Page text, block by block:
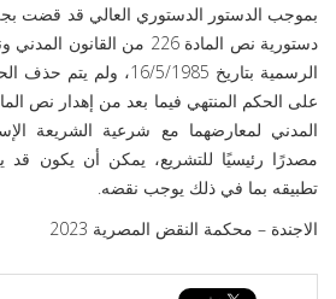
دستورية نص المادة 226 من
الرسمية بتاريخ 16/5/
المدني لمعارضهما مع شرعية الشريعة
مصدرًا رئيسيًا للتشريع، يمكن أن يكون قد
تطبيقه بما في ذلك يوجب نقضه.
الاجندة – محكمة النقض المصرية 2023